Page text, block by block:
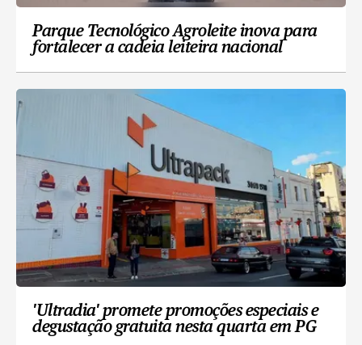
Parque Tecnológico Agroleite inova para
fortalecer a cadeia leiteira nacional
'Ultradia' promete promoções especiais e
degustação gratuita nesta quarta em PG